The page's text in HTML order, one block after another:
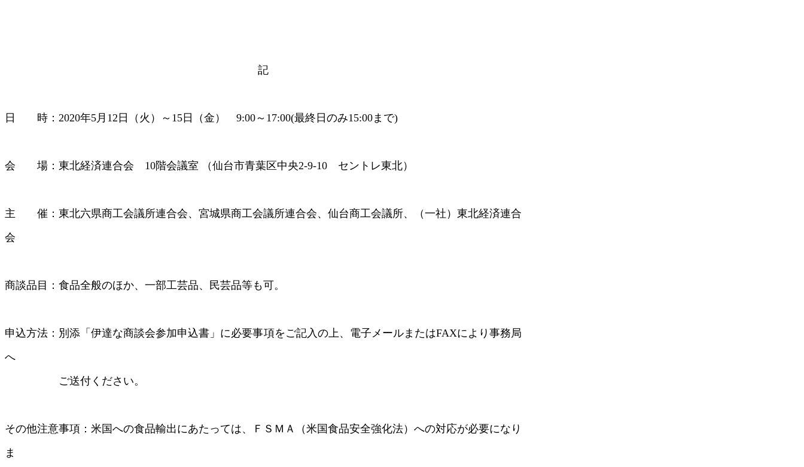
記
日 時：2020年5月12日（火）～15日（金） 9:00～17:00(最終日のみ15:00まで)
会 場：東北経済連合会 10階会議室 （仙台市青葉区中央2-9-10 セントレ東北）
主 催：東北六県商工会議所連合会、宮城県商工会議所連合会、仙台商工会議所、（一社）東北経済連合
会
商談品目：食品全般のほか、一部工芸品、民芸品等も可。
申込方法：別添「伊達な商談会参加申込書」に必要事項をご記入の上、電子メールまたはFAXにより事務局
へ
ご送付ください。
その他注意事項：米国への食品輸出にあたっては、ＦＳＭＡ（米国食品安全強化法）への対応が必要になり
ま